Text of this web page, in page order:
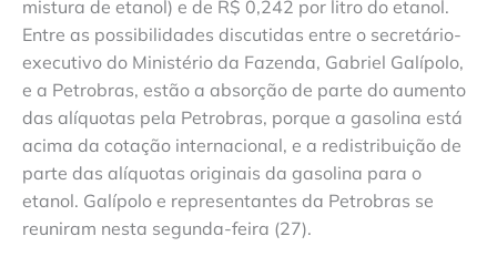
mistura de etanol) e de R$ 0,242 por litro do etanol.
Entre as possibilidades discutidas entre o secretário-
executivo do Ministério da Fazenda, Gabriel Galípolo,
e a Petrobras, estão a absorção de parte do aumento
das alíquotas pela Petrobras, porque a gasolina está
acima da cotação internacional, e a redistribuição de
parte das alíquotas originais da gasolina para o
etanol. Galípolo e representantes da Petrobras se
reuniram nesta segunda-feira (27).